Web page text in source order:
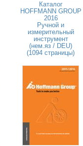
Каталог
HOFFMANN GROUP
2016
Ручной и
измерительный
инструмент
(нем.яз / DEU)
(1094 страницы)